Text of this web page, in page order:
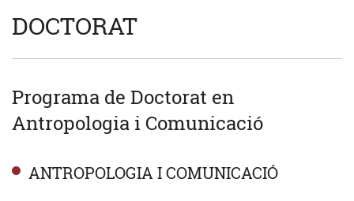
DOCTORAT
Programa de Doctorat en
Antropologia i Comunicació
ANTROPOLOGIA I COMUNICACIÓ